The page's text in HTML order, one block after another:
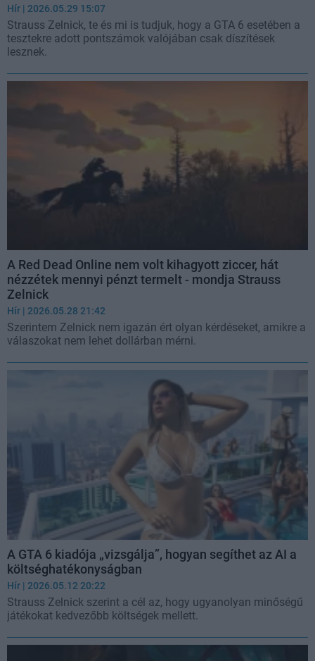
Hír | 2026.05.29 15:07
Strauss Zelnick, te és mi is tudjuk, hogy a GTA 6 esetében a
tesztekre adott pontszámok valójában csak díszítések
lesznek.
A Red Dead Online nem volt kihagyott ziccer, hát
nézzétek mennyi pénzt termelt - mondja Strauss
Zelnick
Hír | 2026.05.28 21:42
Szerintem Zelnick nem igazán ért olyan kérdéseket, amikre a
válaszokat nem lehet dollárban mérni.
A GTA 6 kiadója „vizsgálja”, hogyan segíthet az AI a
költséghatékonyságban
Hír | 2026.05.12 20:22
Strauss Zelnick szerint a cél az, hogy ugyanolyan minőségű
játékokat kedvezőbb költségek mellett.